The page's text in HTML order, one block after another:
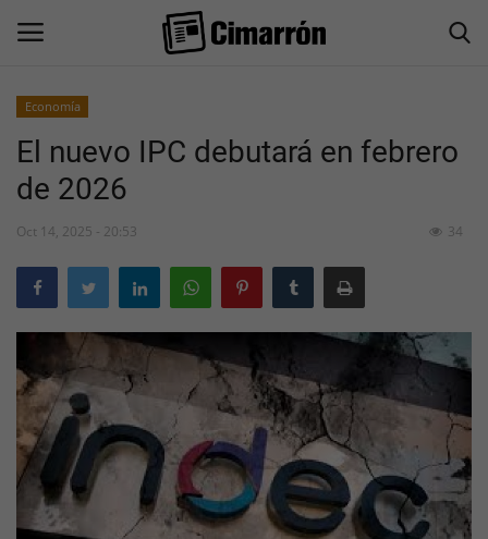
Inicio
San Juan
Información General
Economía
Politica
Sociedad
Economía
El nuevo IPC debutará en febrero
de 2026
Oct 14, 2025 - 20:53 34